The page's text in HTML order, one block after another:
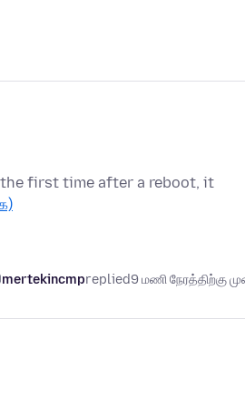
the first time after a reboot, it
mertekincmpreplied9 மணி நேரத்திற்கு